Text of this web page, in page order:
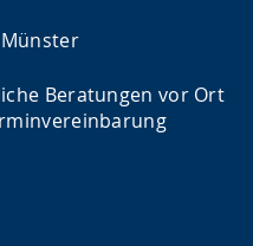
Münster
Beratungen vor Ort